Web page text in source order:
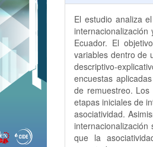
El estudio analiza
Ecuador. El
variables dentro de
encuestas
de remuestreo.
etapas iniciales de
asociatividad.
que la